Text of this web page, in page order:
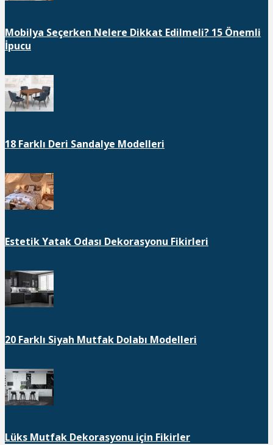
Mobilya Seçerken Nelere Dikkat Edilmeli? 15 Önemli
İpucu
18 Farklı Deri Sandalye Modelleri
Estetik Yatak Odası Dekorasyonu Fikirleri
20 Farklı Siyah Mutfak Dolabı Modelleri
Lüks Mutfak Dekorasyonu için Fikirler